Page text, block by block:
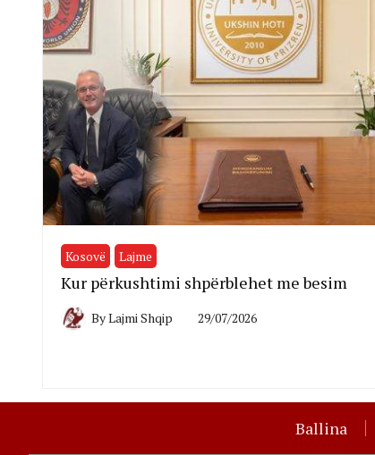
Kosovë Lajme
Kur përkushtimi shpërblehet me besim
ByLajmi Shqip 29/07/2026
Ballina